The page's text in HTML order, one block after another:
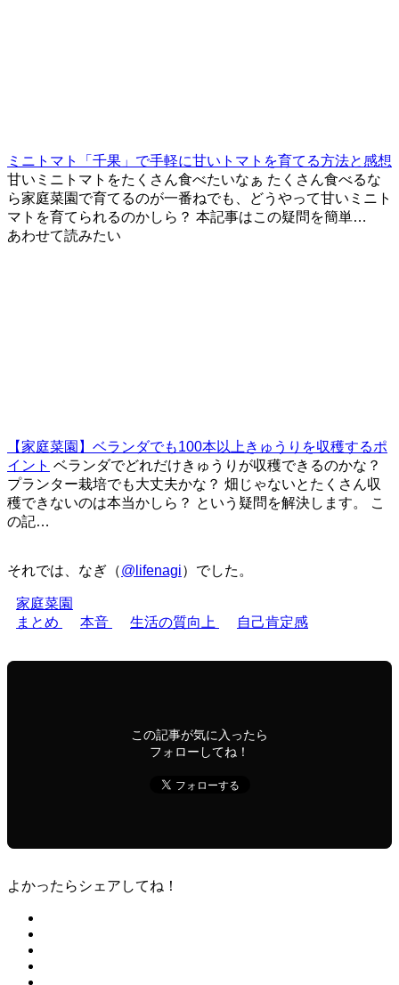
ミニトマト「千果」で手軽に甘いトマトを育てる方法と感想
甘いミニトマトをたくさん食べたいなぁ たくさん食べるな
ら家庭菜園で育てるのが一番ねでも、どうやって甘いミニト
マトを育てられるのかしら？ 本記事はこの疑問を簡単…
あわせて読みたい
【家庭菜園】ベランダでも100本以上きゅうりを収穫するポ
イント ベランダでどれだけきゅうりが収穫できるのかな？
プランター栽培でも大丈夫かな？ 畑じゃないとたくさん収
穫できないのは本当かしら？ という疑問を解決します。 こ
の記…
それでは、なぎ（@lifenagi）でした。
家庭菜園
まとめ
本音 生活の質向上 自己肯定感
この記事が気に入ったら
フォローしてね！
よかったらシェアしてね！